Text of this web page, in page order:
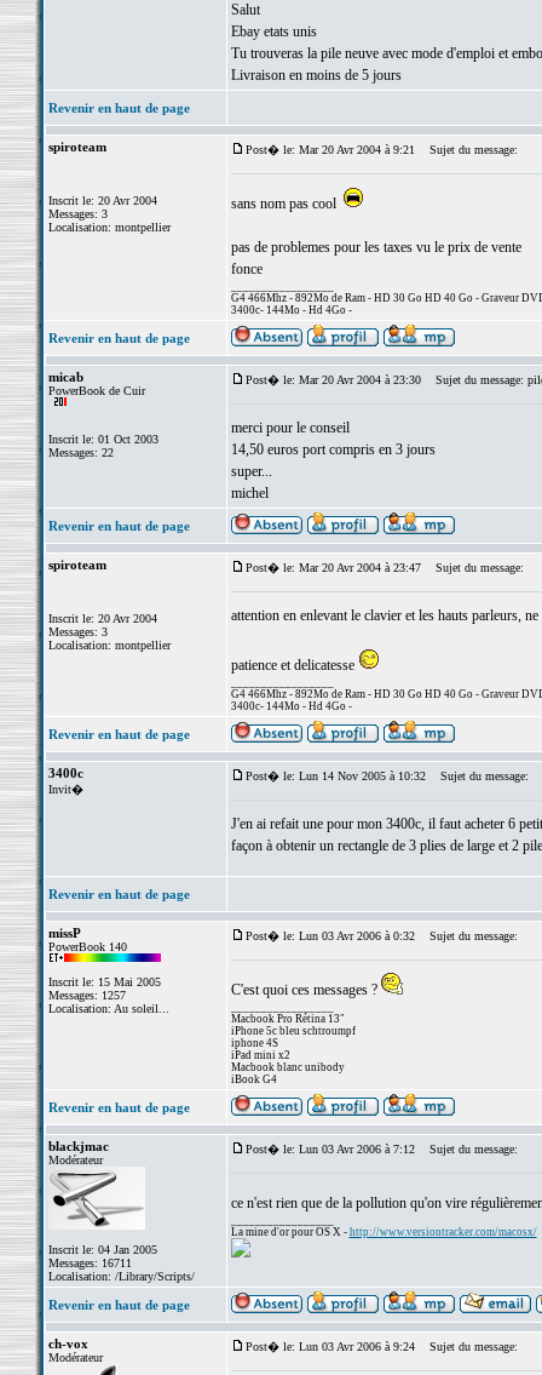
Salut
Ebay etats unis
Tu trouveras la pile neuve avec mode d'emploi et
Livraison en moins de 5 jours
Revenir en haut de page
spiroteam
Inscrit le: 20 Avr 2004
Messages: 3
Localisation: montpellier
Post� le: Mar 20 Avr 2004 à 9:21 Sujet du message:
sans nom pas cool
pas de problemes pour les taxes vu le prix de vente
fonce
G4 466Mhz - 892Mo de Ram - HD 30 Go HD 40 Go - Graveur
3400c- 144Mo - Hd 4Go -
Revenir en haut de page
micab
PowerBook de Cuir
Inscrit le: 01 Oct 2003
Messages: 22
Post� le: Mar 20 Avr 2004 à 23:30 Sujet du message:
merci pour le conseil
14,50 euros port compris en 3 jours
super...
michel
Revenir en haut de page
spiroteam
Inscrit le: 20 Avr 2004
Messages: 3
Localisation: montpellier
Post� le: Mar 20 Avr 2004 à 23:47 Sujet du message:
attention en enlevant le clavier et les hauts parleurs,
patience et delicatesse
G4 466Mhz - 892Mo de Ram - HD 30 Go HD 40 Go - Graveur
3400c- 144Mo - Hd 4Go -
Revenir en haut de page
3400c
Invit�
Post� le: Lun 14 Nov 2005 à 10:32 Sujet du message:
J'en ai refait une pour mon 3400c, il faut acheter 6
façon à obtenir un rectangle de 3 plies de large et 2
Revenir en haut de page
missP
PowerBook 140
Inscrit le: 15 Mai 2005
Messages: 1257
Localisation: Au soleil...
Post� le: Lun 03 Avr 2006 à 0:32 Sujet du message:
C'est quoi ces messages ?
Macbook Pro Rétina 13"
iPhone 5c bleu schtroumpf
iphone 4S
iPad mini x2
Macbook blanc unibody
iBook G4
Revenir en haut de page
blackjmac
Modérateur
Inscrit le: 04 Jan 2005
Messages: 16711
Localisation: /Library/Scripts/
Post� le: Lun 03 Avr 2006 à 7:12 Sujet du message:
ce n'est rien que de la pollution qu'on vire
La mine d'or pour OS X - http://www.versiontracker.com/macosx/
Revenir en haut de page
ch-vox
Modérateur
Post� le: Lun 03 Avr 2006 à 9:24 Sujet du message: